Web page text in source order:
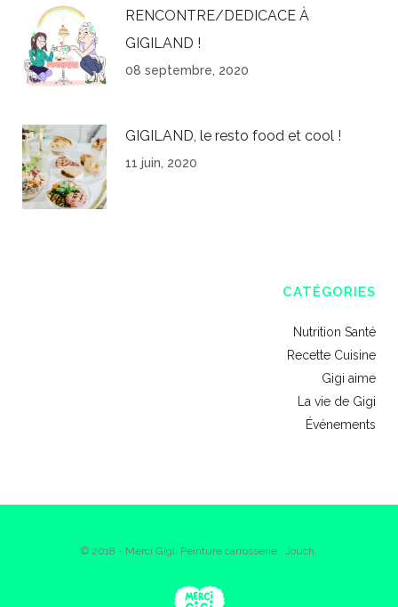
RENCONTRE/DEDICACE À
GIGILAND !
08 septembre, 2020
GIGILAND, le resto food et cool !
11 juin, 2020
CATÉGORIES
Nutrition Santé
Recette Cuisine
Gigi aime
La vie de Gigi
Événements
© 2018 - Merci Gigi. Peinture carrosserie : Jouch.